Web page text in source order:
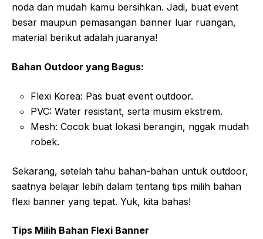
noda dan mudah kamu bersihkan. Jadi, buat event
besar maupun pemasangan banner luar ruangan,
material berikut adalah juaranya!
Bahan Outdoor yang Bagus:
Flexi Korea: Pas buat event outdoor.
PVC: Water resistant, serta musim ekstrem.
Mesh: Cocok buat lokasi berangin, nggak mudah
robek.
Sekarang, setelah tahu bahan-bahan untuk outdoor,
saatnya belajar lebih dalam tentang tips milih bahan
flexi banner yang tepat. Yuk, kita bahas!
Tips Milih Bahan Flexi Banner